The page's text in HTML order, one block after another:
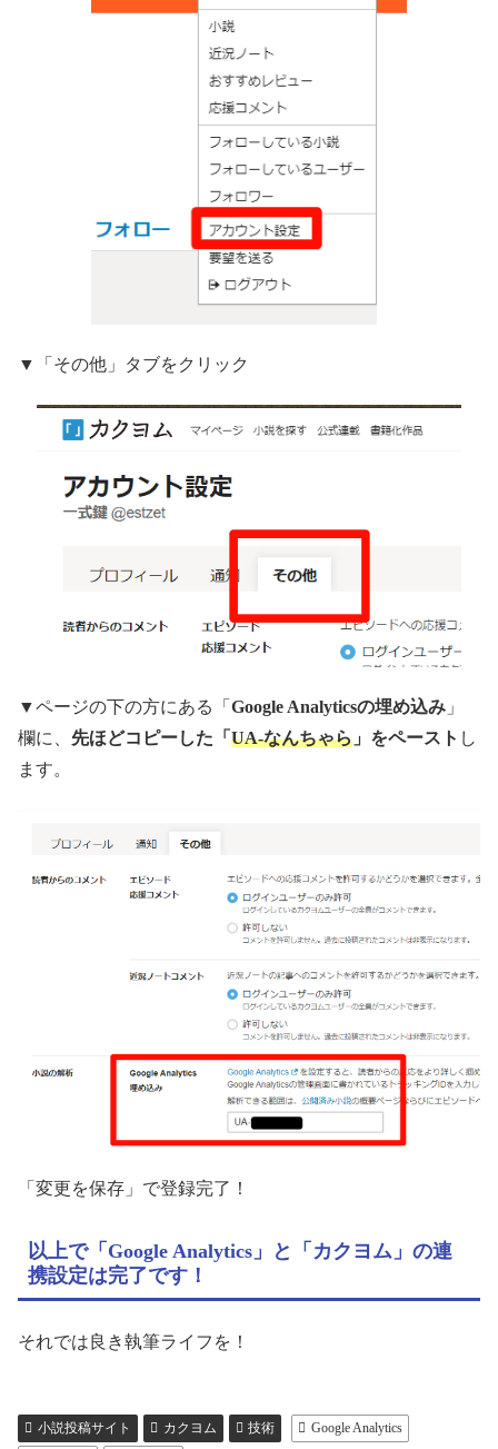
▼「その他」タブをクリック
▼ページの下の方にある「 Google Analyticsの埋め込み 」
欄に、 先ほどコピーした「 UA-なんちゃら 」をペースト し
ます。
「変更を保存」で登録完了！
以上で「Google Analytics」と「カクヨム」の連
携設定は完了です！
それでは良き執筆ライフを！
小説投稿サイト カクヨム 技術
Google Analytics